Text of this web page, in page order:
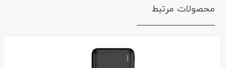
محصولات مرتبط